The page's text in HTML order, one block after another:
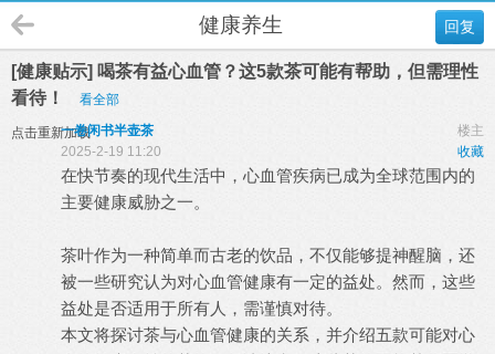
回复
健康养生
[健康贴示] 喝茶有益心血管？这5款茶可能有帮助，但需理性
看待！
看全部
点击重新加载 楼主
一卷闲书半壶茶
收藏
2025-2-19 11:20
在快节奏的现代生活中，心血管疾病已成为全球范围内的
主要健康威胁之一。
茶叶作为一种简单而古老的饮品，不仅能够提神醒脑，还
被一些研究认为对心血管健康有一定的益处。然而，这些
益处是否适用于所有人，需谨慎对待。
本文将探讨茶与心血管健康的关系，并介绍五款可能对心